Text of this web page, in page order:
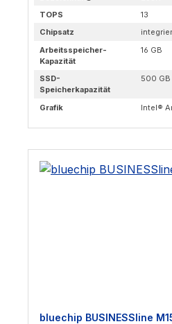
TOPS
13
Chipsatz
Arbeitsspeicher-
Kapazität
16 GB
SSD-
Speicherkapazität
500 GB
Grafik Intel®
bluechip BUSINESSline